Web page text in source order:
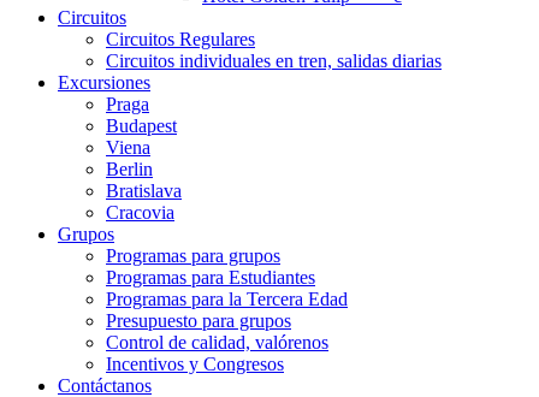
Circuitos
Circuitos Regulares
Circuitos individuales en tren, salidas diarias
Excursiones
Praga
Budapest
Viena
Berlin
Bratislava
Cracovia
Grupos
Programas para grupos
Programas para Estudiantes
Programas para la Tercera Edad
Presupuesto para grupos
Control de calidad, valórenos
Incentivos y Congresos
Contáctanos